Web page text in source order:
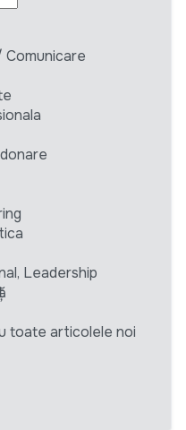
Leadership
toate articolele noi